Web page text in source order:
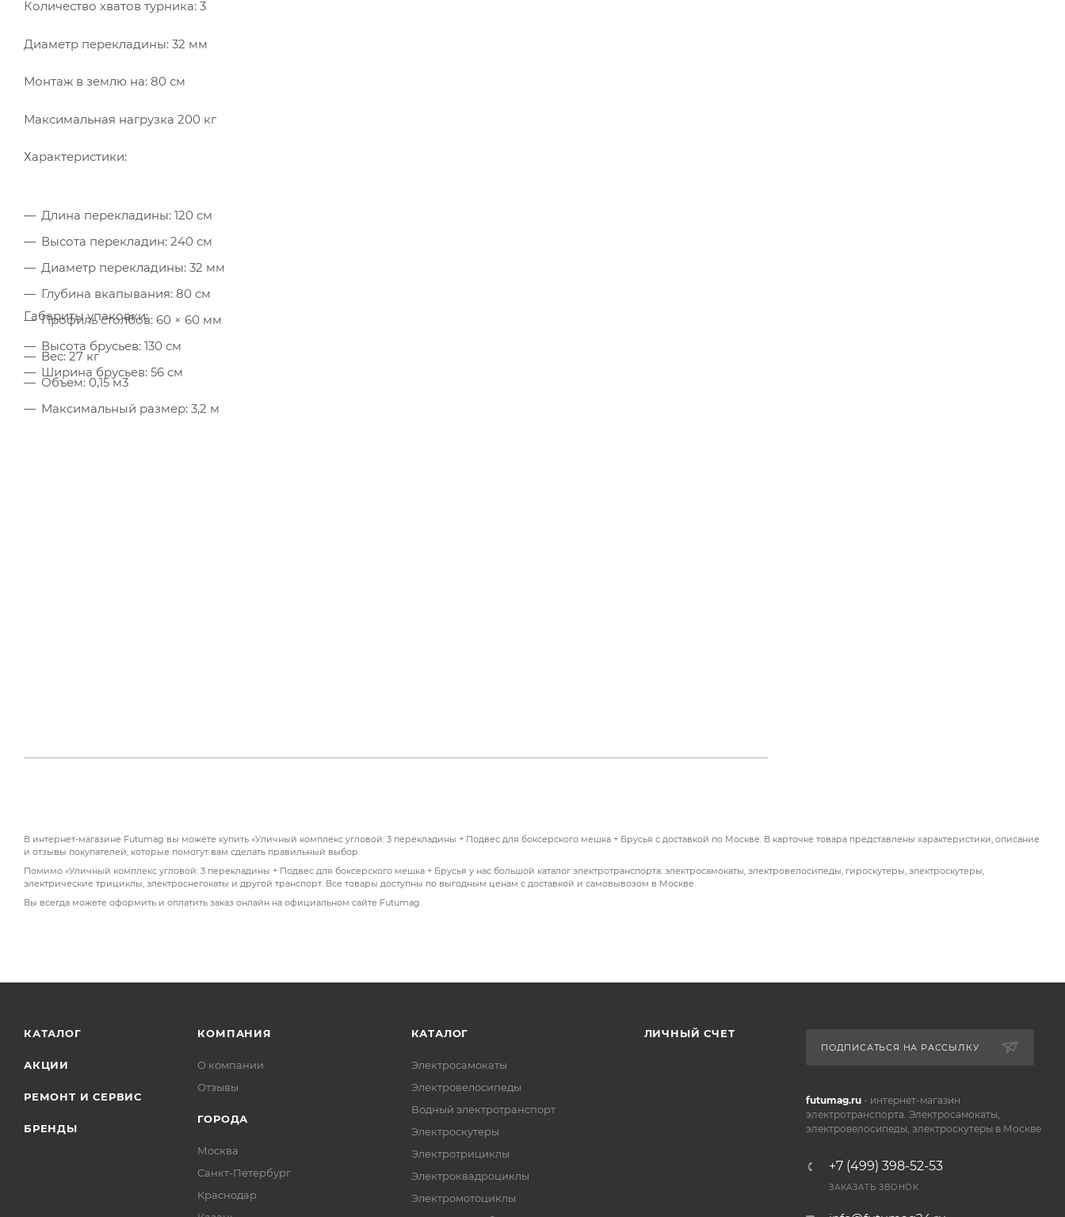
Количество хватов турника: 3
Диаметр перекладины: 32 мм
Монтаж в землю на: 80 см
Максимальная нагрузка 200 кг
Характеристики:
Длина перекладины: 120 см
Высота перекладин: 240 см
Диаметр перекладины: 32 мм
Глубина вкапывания: 80 см
Профиль столбов: 60 × 60 мм
Высота брусьев: 130 см
Ширина брусьев: 56 см
Габариты упаковки:
Вес: 27 кг
Объем: 0,15 м3
Максимальный размер: 3,2 м
В интернет-магазине Futumag вы можете купить «Уличный комплекс угловой: 3 перекладины + Подвес для боксерского мешка + Брусья с доставкой по Москве. В карточке товара представлены характеристики, описание
и отзывы покупателей, которые помогут вам сделать правильный выбор.
Помимо «Уличный комплекс угловой: 3 перекладины + Подвес для боксерского мешка + Брусья у нас большой каталог электротранспорта: электросамокаты, электровелосипеды, гироскутеры, электроскутеры,
электрические трициклы, электроснегокаты и другой транспорт. Все товары доступны по выгодным ценам с доставкой и самовывозом в Москве.
Вы всегда можете оформить и оплатить заказ онлайн на официальном сайте Futumag.
КАТАЛОГ
АКЦИИ
РЕМОНТ И СЕРВИС
БРЕНДЫ
КОМПАНИЯ
О компании
Отзывы
ГОРОДА
Москва
Санкт-Петербург
Краснодар
КАТАЛОГ
Электросамокаты
Электровелосипеды
Водный электротранспорт
Электроскутеры
Электротрициклы
Электроквадроциклы
Электромотоциклы
ЛИЧНЫЙ СЧЕТ
ПОДПИСАТЬСЯ НА РАССЫЛКУ
futumag.ru- интернет-магазин
электротранспорта. Электросамокаты,
электровелосипеды, электроскутеры в Москве
+7 (499) 398-52-53
ЗАКАЗАТЬ ЗВОНОК